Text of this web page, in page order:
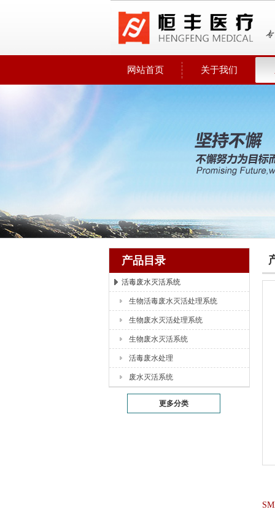
湖北恒丰医疗制药设备有限公司
网站首页 关于我们
产品目录
活毒废水灭活系统
生物活毒废水灭活处理系统
生物废水灭活处理系统
生物废水灭活系统
活毒废水处理
废水灭活系统
更多分类